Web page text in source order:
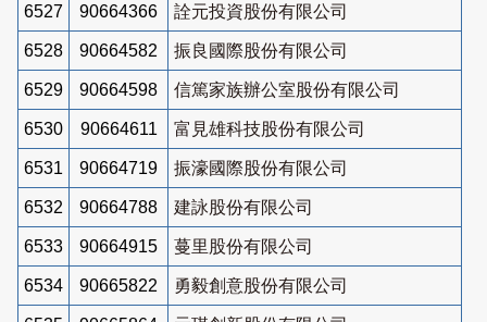
6527 90664366 詮元投資股份有限公司
6528 90664582 振良國際股份有限公司
6529 90664598 信篤家族辦公室股份有限公司
6530 90664611 富見雄科技股份有限公司
6531 90664719 振濠國際股份有限公司
6532 90664788 建詠股份有限公司
6533 90664915 蔓里股份有限公司
6534 90665822 勇毅創意股份有限公司